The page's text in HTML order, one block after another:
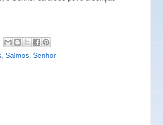
, Salmos, Senhor